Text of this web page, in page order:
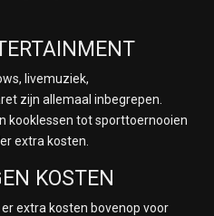
livemuziek,
zijn allemaal inbegrepen.
kooklessen tot sporttoernooien
extra kosten.
KOSTEN
extra kosten bovenop voor